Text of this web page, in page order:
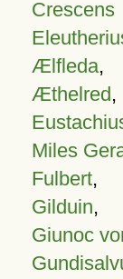
Crescens
Ælfleda,
Æthelred,
Miles
Fulbert,
Gilduin,
Giunoc